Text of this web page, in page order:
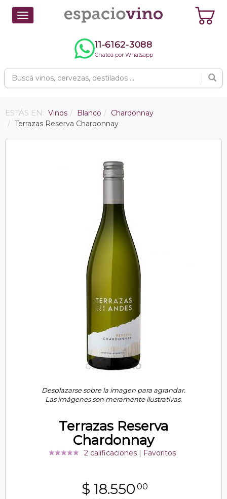
Toggle
navigation
11-6162-3088
Chateá por Whatsapp
ESTÁS EN: Vinos Blanco
Chardonnay
Terrazas Reserva Chardonnay
Desplazarse sobre la imagen para agrandar.
Las imágenes son meramente ilustrativas.
Terrazas Reserva
Chardonnay
2 calificaciones| Favoritos
$ 18.550 00